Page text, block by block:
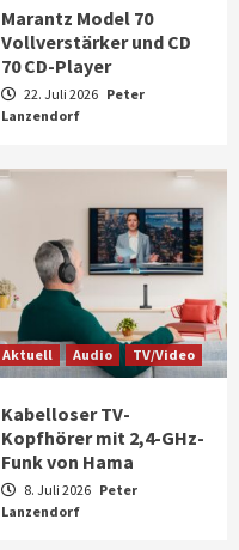
Marantz Model 70
Vollverstärker und CD
70 CD-Player
22. Juli 2026 Peter
Lanzendorf
Aktuell Audio TV/Video
Kabelloser TV-
Kopfhörer mit 2,4-GHz-
Funk von Hama
8. Juli 2026 Peter
Lanzendorf